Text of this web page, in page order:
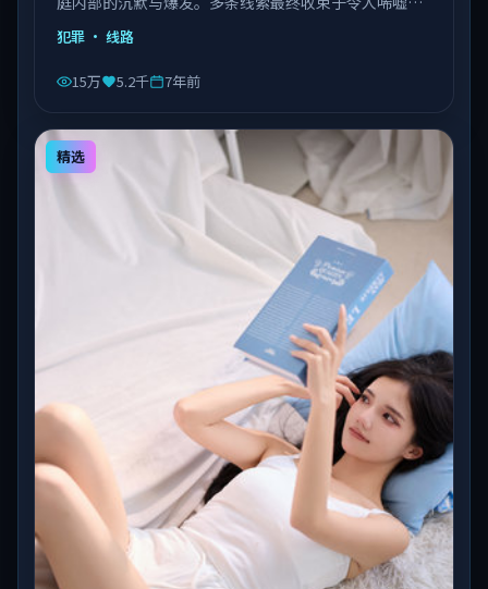
结局。由徐克执导，刘德华、巩俐、宋康昊等主演，日
本出品，类型为犯罪。
犯罪 · 线路
15万 5.2千 7年前
精选